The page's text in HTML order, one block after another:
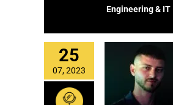
Engineering & IT
25
07, 2023